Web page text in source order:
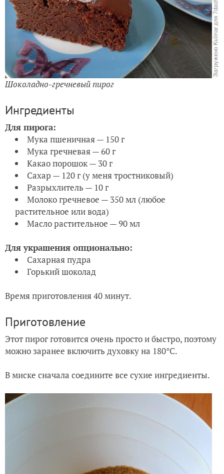
Шоколадно-гречневый пирог
Ингредиенты
Для пирога:
Мука пшеничная — 150 г
Мука гречневая — 60 г
Какао порошок — 30 г
Сахар — 120 г (у меня тростниковый)
Разрыхлитель — 10 г
Молоко гречневое — 350 мл (любое
растительное или вода)
Масло растительное — 90 мл
Для украшения опционально:
Сахарная пудра
Горький шоколад
Время приготовления 40 минут.
Приготовление
Этот пирог готовится очень просто и быстро, поэтому
можно заранее включить духовку на 180°C.
В миске сначала соедините все сухие ингредиенты.